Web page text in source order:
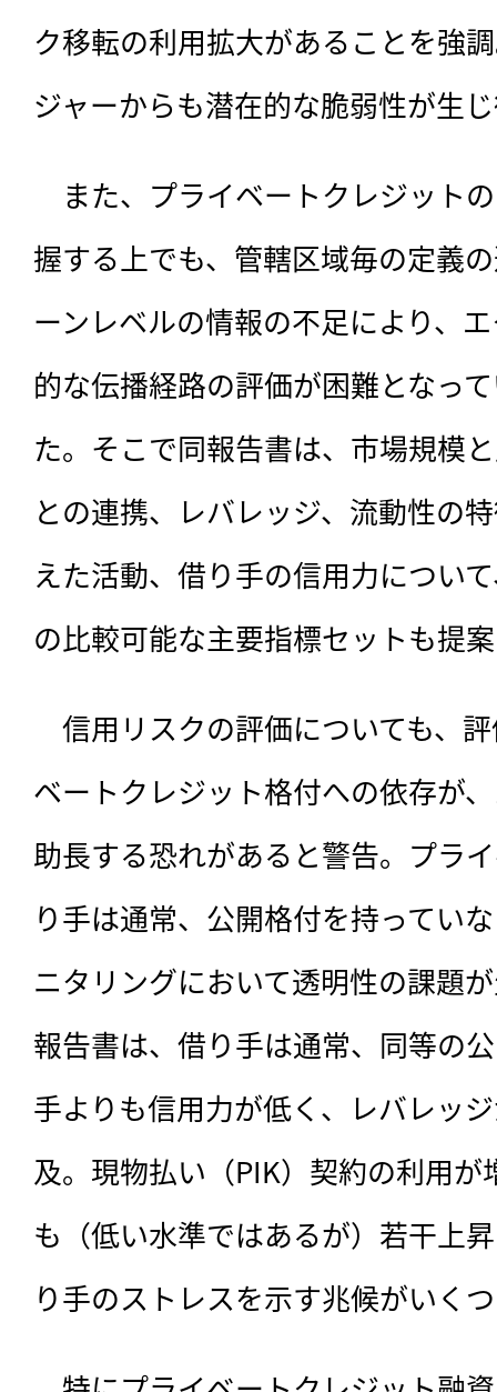
ク移転の利用拡大があることを強
ジャーからも潜在的な脆弱性が生
また、プライベートクレジット
握する上でも、管轄区域毎の定義
ーンレベルの情報の不足により、
的な伝播経路の評価が困難となっ
た。そこで同報告書は、市場規模
との連携、レバレッジ、流動性の
えた活動、借り手の信用力につい
の比較可能な主要指標セットも提
信用リスクの評価についても、
ベートクレジット格付への依存が
助長する恐れがあると警告。プラ
り手は通常、公開格付を持ってい
ニタリングにおいて透明性の課題
報告書は、借り手は通常、同等の
手よりも信用力が低く、レバレッ
及。現物払い（PIK）契約の利用
も（低い水準ではあるが）若干上
り手のストレスを示す兆候がいく